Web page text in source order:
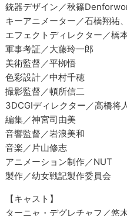
銃器デザイン／秋篠
キーアニメーター／石橋翔祐
エフェクトディレクター／橋
軍事考証／大藤玲一郎
美術監督／平栁悟
色彩設計／中村千穂
撮影監督／頓所信二
3DCGIディレクター／高橋将
編集／神宮司由美
音響監督／岩浪美和
音楽／片山修志
アニメーション制作／NUT
製作／幼女戦記製作委員会
【キャスト】
ターニャ・デグレチャフ／悠